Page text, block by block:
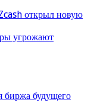
открыл новую
угрожают
биржа будущего